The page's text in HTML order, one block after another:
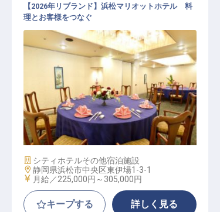
レストランサービス│美食の時間を
演出する／2026年リブランド開業
【2026年リブランド】浜松マリオットホテル 料
理とお客様をつなぐ
施設業態
シティホテルその他宿泊施設
勤務地
静岡県浜松市中央区東伊場1-3-1
給与
月給／225,000円～ 305,000円
キープする 詳しく見る